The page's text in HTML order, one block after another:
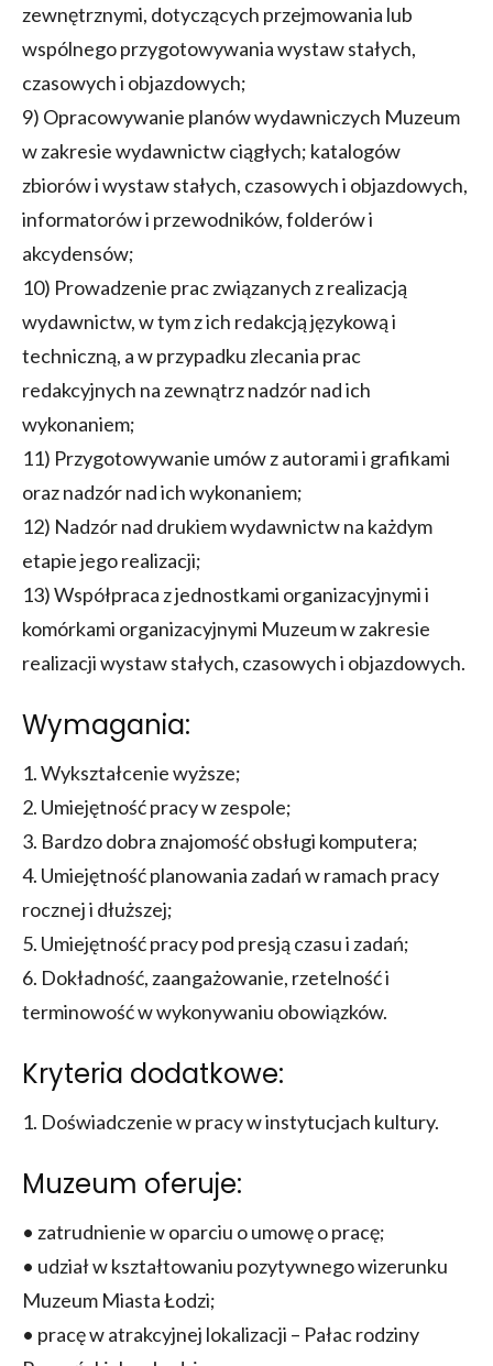
zewnętrznymi, dotyczących przejmowania lub
wspólnego przygotowywania wystaw stałych,
czasowych i objazdowych;
9) Opracowywanie planów wydawniczych Muzeum
w zakresie wydawnictw ciągłych; katalogów
zbiorów i wystaw stałych, czasowych i objazdowych,
informatorów i przewodników, folderów i
akcydensów;
10) Prowadzenie prac związanych z realizacją
wydawnictw, w tym z ich redakcją językową i
techniczną, a w przypadku zlecania prac
redakcyjnych na zewnątrz nadzór nad ich
wykonaniem;
11) Przygotowywanie umów z autorami i grafikami
oraz nadzór nad ich wykonaniem;
12) Nadzór nad drukiem wydawnictw na każdym
etapie jego realizacji;
13) Współpraca z jednostkami organizacyjnymi i
komórkami organizacyjnymi Muzeum w zakresie
realizacji wystaw stałych, czasowych i objazdowych.
Wymagania:
1. Wykształcenie wyższe;
2. Umiejętność pracy w zespole;
3. Bardzo dobra znajomość obsługi komputera;
4. Umiejętność planowania zadań w ramach pracy
rocznej i dłuższej;
5. Umiejętność pracy pod presją czasu i zadań;
6. Dokładność, zaangażowanie, rzetelność i
terminowość w wykonywaniu obowiązków.
Kryteria dodatkowe:
1. Doświadczenie w pracy w instytucjach kultury.
Muzeum oferuje:
• zatrudnienie w oparciu o umowę o pracę;
• udział w kształtowaniu pozytywnego wizerunku
Muzeum Miasta Łodzi;
• pracę w atrakcyjnej lokalizacji – Pałac rodziny